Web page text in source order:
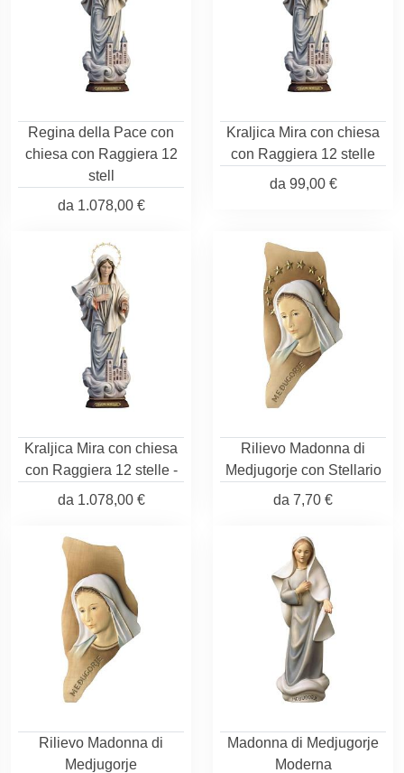
Regina della Pace con
chiesa con Raggiera 12
stell
da 1.078,00 €
Kraljica Mira con chiesa
con Raggiera 12 stelle
da 99,00 €
Kraljica Mira con chiesa
con Raggiera 12 stelle -
da 1.078,00 €
Rilievo Madonna di
Medjugorje con Stellario
da 7,70 €
Rilievo Madonna di
Medjugorje
Madonna di Medjugorje
Moderna